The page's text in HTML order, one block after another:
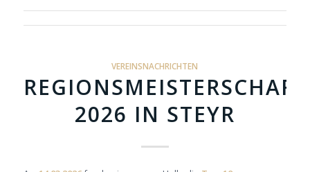
VEREINSNACHRICHTEN
REGIONSMEISTERSCHAFT
2026 IN STEYR